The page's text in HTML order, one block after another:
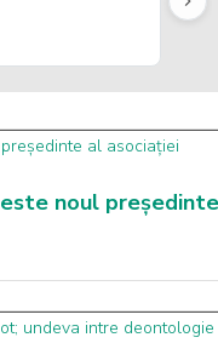
noul președinte